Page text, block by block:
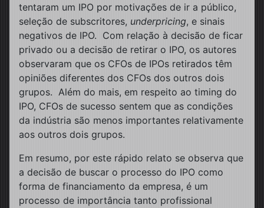
tentaram um IPO por motivações de ir a público,
seleção de subscritores, underpricing, e sinais
negativos de IPO. Com relação à decisão de ficar
privado ou a decisão de retirar o IPO, os autores
observaram que os CFOs de IPOs retirados têm
opiniões diferentes dos CFOs dos outros dois
grupos. Além do mais, em respeito ao timing do
IPO, CFOs de sucesso sentem que as condições
da indústria são menos importantes relativamente
aos outros dois grupos.
Em resumo, por este rápido relato se observa que
a decisão de buscar o processo do IPO como
forma de financiamento da empresa, é um
processo de importância tanto profissional